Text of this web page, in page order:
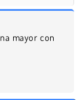
mayor con